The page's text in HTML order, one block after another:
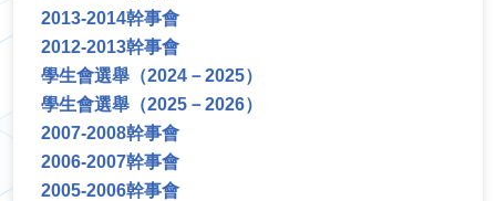
2013-2014幹事會
2012-2013幹事會
學生會選舉（2024－2025）
學生會選舉（2025－2026）
2007-2008幹事會
2006-2007幹事會
2005-2006幹事會